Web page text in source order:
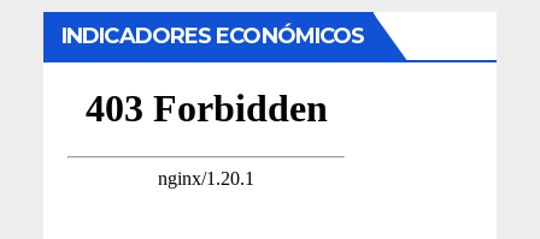
INDICADORES ECONÓMICOS